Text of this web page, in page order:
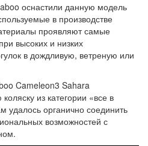
оснастили данную модель
в производстве
проявляют самые
высоких и низких
в дождливую, ветреную или
Cameleon3 Sahara
из категории «все в
удалось органично соединить
возможностей с